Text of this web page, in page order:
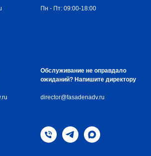
Пн - Пт: 09:00-18:00
Обслуживание не оправдало
ожиданий? Напишите директору
director@fasadenadv.ru